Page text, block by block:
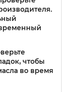
чтобы
во время